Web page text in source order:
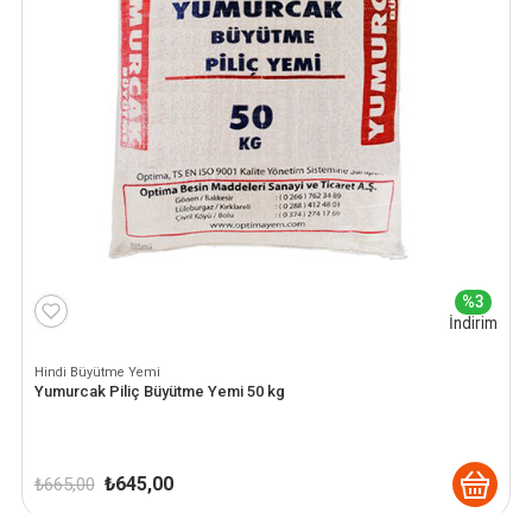
%3
İndirim
Hindi Büyütme Yemi
Yumurcak Piliç Büyütme Yemi 50 kg
₺665,00 Orijinal
₺645,00Şu